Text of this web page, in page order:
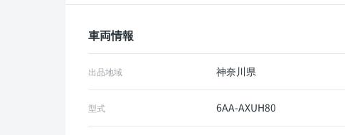
車両情報
出品地域 神奈川県
型式 6AA-AXUH80